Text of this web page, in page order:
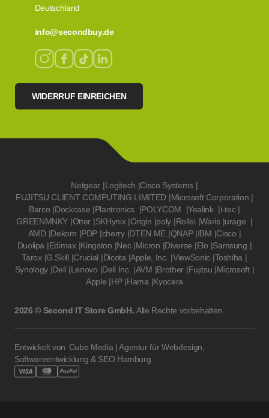
Deutschland
info@secondbuy.de
WIDERRUF EINREICHEN
Netgear |Logitech |Cisco Systems |
FUJITSU CLIENT COMPUTING LIMITED |Microsoft Corporation |
Barco |Dockcase |Plantronics |POLYCOM |Yealink |i-tec |
GREENMNKY |Otter |SKHynix |Origin |poly |Rollei |Waris |urage |
AMD |Dekom |PDP |cherry |DTEN ME |QNAP |IBM |Cisco |
Duolipa |Edimax |Kingston |Nec |Micron |Diverse |Elo |Samsung |
Tarox |G.Skill |Crucial |Dicota |Apple, Inc. |ViewSonic |Toshiba |
Synology |Dell |Lenovo |Dell Inc. |AVM |Brother |Fujitsu |Microsoft |
Apple |HP |Hama |Kyocera
2026 © Second IT Store GmbH. Alle Rechte vorbehalten.
Entwickelt von Cube Media | Agentur für Webdesign,
Softwareentwicklung & SEO Hamburg